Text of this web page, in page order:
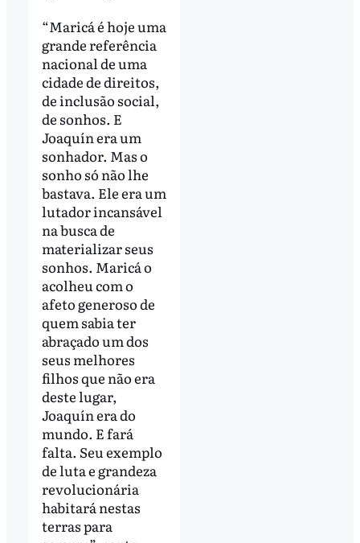
“Maricá é hoje uma
grande referência
nacional de uma
cidade de direitos,
de inclusão social,
de sonhos. E
Joaquín era um
sonhador. Mas o
sonho só não lhe
bastava. Ele era um
lutador incansável
na busca de
materializar seus
sonhos. Maricá o
acolheu com o
afeto generoso de
quem sabia ter
abraçado um dos
seus melhores
filhos que não era
deste lugar,
Joaquín era do
mundo. E fará
falta. Seu exemplo
de luta e grandeza
revolucionária
habitará nestas
terras para